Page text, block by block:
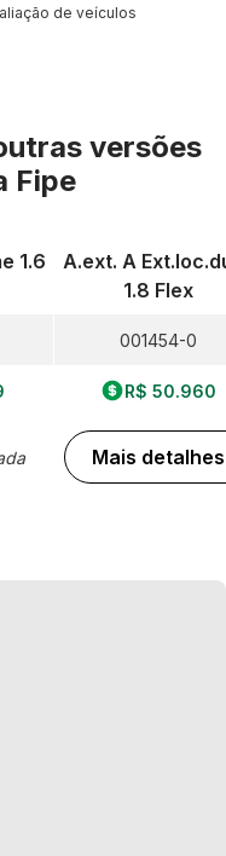
de veículos
versões
Fipe
1.6
A.ext. A
1.8 Flex
001454-0
R$ 50.960
Mais detalhes